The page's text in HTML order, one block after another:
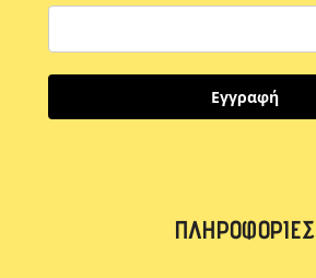
Εγγραφή
ΠΛΗΡΟΦΟΡΊΕΣ